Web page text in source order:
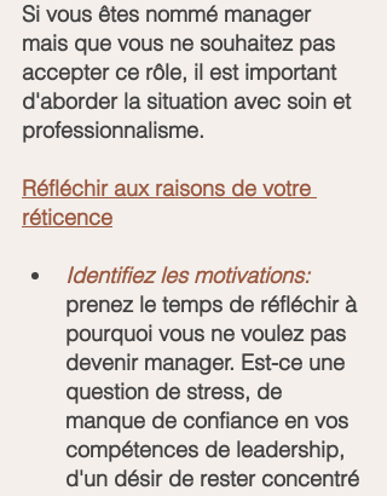
Si vous êtes nommé manager
mais que vous ne souhaitez pas
accepter ce rôle, il est important
d'aborder la situation avec soin et
professionnalisme.
Réfléchir aux raisons de votre
réticence
Identifiez les motivations:
prenez le temps de réfléchir à
pourquoi vous ne voulez pas
devenir manager. Est-ce une
question de stress, de
manque de confiance en vos
compétences de leadership,
d'un désir de rester concentré